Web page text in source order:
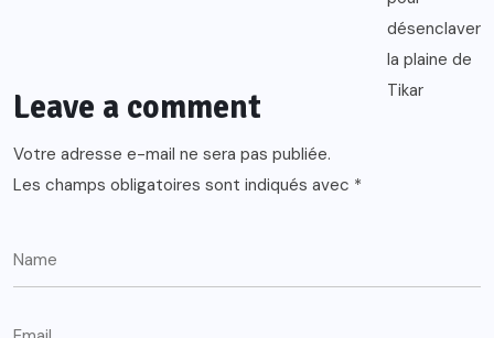
Leave a comment
Votre adresse e-mail ne sera pas publiée.
Les champs obligatoires sont indiqués avec *